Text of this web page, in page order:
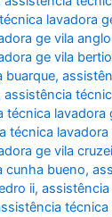
lavadora
ge vila
ge vila
buarque,
assistência
técnica lavadora
técnica
ge vila
cunha bueno,
ii,
técnica